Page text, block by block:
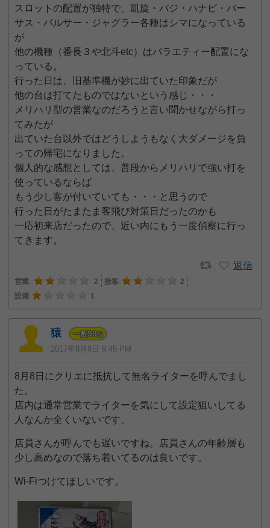
スロットの配置が独特で、凱旋・バジ・ハナビ・バー
サス・パルサー・ジャグラー各種はシマになっている
が
他の機種（番長３や北斗etc）はバラエティー配置にな
っている。
行った日は、旧基準機が妙に出ていた印象だが
他の台は打てたものではないという感じ・・・
メリハリ型の営業なのだろうと言い聞かせながら打っ
てみたが
出ていた台以外ではどうしようもなく大ダメージを負
っての帰宅になりました。
個人的な感想としては、普段からメリハリで強い打を
使っているならば
もう少し客が付いていても・・・と思うので
行った日がたまたま客飛び対策日だったのかも
一応初来店だったので、近い内にもう一度偵察に行っ
てきます。
返信
営業 2 接客
2
設備
1
猿 一般98位
2017年8月8日 9:45 PM
8月8日にクリエに抵抗して無名ライターを呼んでまし
た。
店内は通常営業でライターを気にして設定狙いしてる
人なんか全くいないです。
店員さんが呼んでも遅いですね。店員さんの年齢層も
少し高めなので落ち着いてるのは良いです。
Wi-Fiつけてほしいです。